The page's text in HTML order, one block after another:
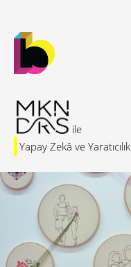
Yapay Zekâ ve Yaratıcılık